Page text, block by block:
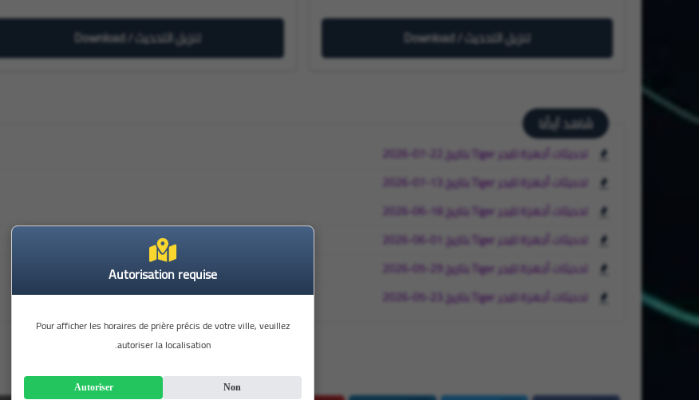
تنزيل التحديث / Download تنزيل التحديث / Download
شاهد أيضًا
تحديثات أجهزة تايجر Tiger بتاريخ 22-07-2026
تحديثات أجهزة تايجر Tiger بتاريخ 13-07-2026
تحديثات أجهزة تايجر Tiger بتاريخ 18-06-2026
تحديثات أجهزة تايجر Tiger بتاريخ 01-06-2026
تحديثات أجهزة تايجر Tiger بتاريخ 29-05-2026
تحديثات أجهزة تايجر Tiger بتاريخ 23-05-2026
Autorisation requise
Pour afficher les horaires de prière précis de votre ville, veuillez
autoriser la localisation.
Non
Autoriser